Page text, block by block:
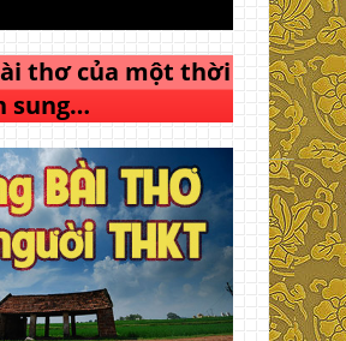
thơ của một thời
sung…